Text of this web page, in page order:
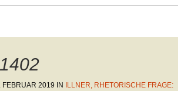
FEBRUAR 2019 IN
ILLNER, RHETORISCHE FRAGE: